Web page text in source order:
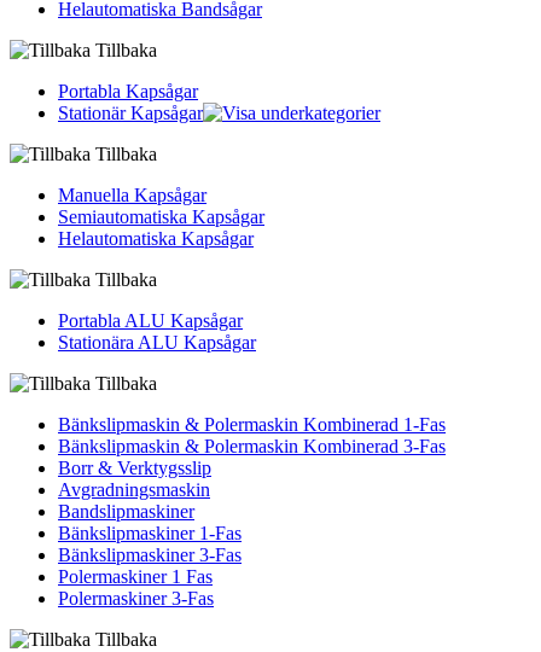
Helautomatiska Bandsågar
Tillbaka
Portabla Kapsågar
Stationär Kapsågar
Tillbaka
Manuella Kapsågar
Semiautomatiska Kapsågar
Helautomatiska Kapsågar
Tillbaka
Portabla ALU Kapsågar
Stationära ALU Kapsågar
Tillbaka
Bänkslipmaskin & Polermaskin Kombinerad 1-Fas
Bänkslipmaskin & Polermaskin Kombinerad 3-Fas
Borr & Verktygsslip
Avgradningsmaskin
Bandslipmaskiner
Bänkslipmaskiner 1-Fas
Bänkslipmaskiner 3-Fas
Polermaskiner 1 Fas
Polermaskiner 3-Fas
Tillbaka